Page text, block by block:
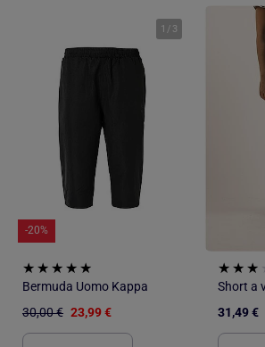
1 / 3
-20%
Bermuda Uomo Kappa
30,00 € 23,99 €
Short a
31,49 €